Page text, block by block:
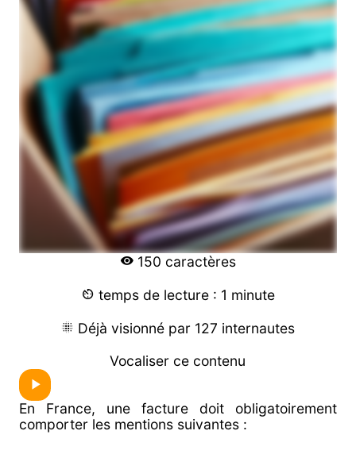
150 caractères
temps de lecture : 1 minute
Déjà visionné par 127 internautes
Vocaliser ce contenu
En France, une facture doit obligatoirement
comporter les mentions suivantes :